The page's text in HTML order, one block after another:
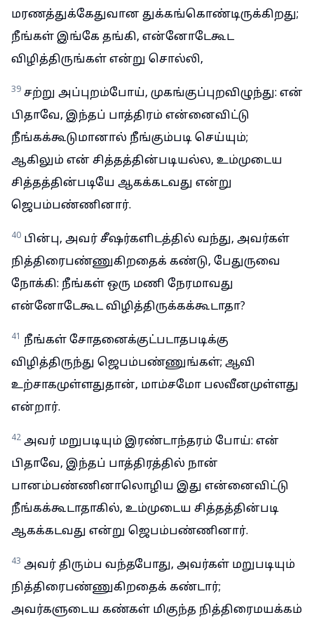
மரணத்துக்கேதுவான துக்கங்கொண்டிருக்கிறது;
நீங்கள் இங்கே தங்கி, என்னோடேகூட
விழித்திருங்கள் என்று சொல்லி,
39 சற்று அப்புறம்போய், முகங்குப்புறவிழுந்து: என்
பிதாவே, இந்தப் பாத்திரம் என்னைவிட்டு
நீங்கக்கூடுமானால் நீங்கும்படி செய்யும்;
ஆகிலும் என் சித்தத்தின்படியல்ல, உம்முடைய
சித்தத்தின்படியே ஆகக்கடவது என்று
ஜெபம்பண்ணினார்.
40 பின்பு, அவர் சீஷர்களிடத்தில் வந்து, அவர்கள்
நித்திரைபண்ணுகிறதைக் கண்டு, பேதுருவை
நோக்கி: நீங்கள் ஒரு மணி நேரமாவது
என்னோடேகூட விழித்திருக்கக்கூடாதா?
41 நீங்கள் சோதனைக்குட்படாதபடிக்கு
விழித்திருந்து ஜெபம்பண்ணுங்கள்; ஆவி
உற்சாகமுள்ளதுதான், மாம்சமோ பலவீனமுள்ளது
என்றார்.
42 அவர் மறுபடியும் இரண்டாந்தரம் போய்: என்
பிதாவே, இந்தப் பாத்திரத்தில் நான்
பானம்பண்ணினாலொழிய இது என்னைவிட்டு
நீங்கக்கூடாதாகில், உம்முடைய சித்தத்தின்படி
ஆகக்கடவது என்று ஜெபம்பண்ணினார்.
43 அவர் திரும்ப வந்தபோது, அவர்கள் மறுபடியும்
நித்திரைபண்ணுகிறதைக் கண்டார்;
அவர்களுடைய கண்கள் மிகுந்த நித்திரைமயக்கம்